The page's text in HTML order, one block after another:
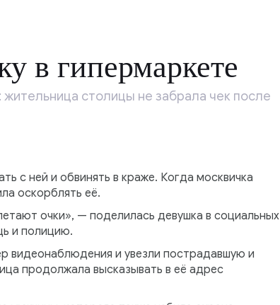
в гипермаркете
столицы не забрала чек после
с ней и обвинять в краже. Когда москвичка
оскорблять её.
очки», — поделилась девушка в социальных
и полицию.
видеонаблюдения и увезли пострадавшую и
продолжала высказывать в её адрес